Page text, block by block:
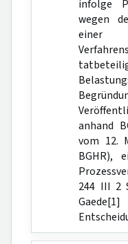
infolge
wegen
anhand
vom 12.
BGHR),
244 III 2